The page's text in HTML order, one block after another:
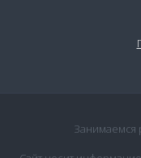
Занимаемся